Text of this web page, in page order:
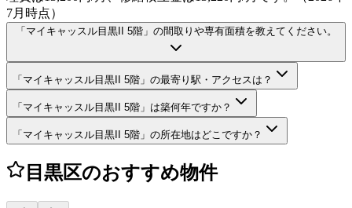
7月時点）
「マイキャッスル目黒II 5階」の間取りや専有面積を教えてください。
「マイキャッスル目黒II 5階」の最寄り駅・アクセスは？
「マイキャッスル目黒II 5階」は築何年ですか？
「マイキャッスル目黒II 5階」の所在地はどこですか？
目黒区のおすすめ物件